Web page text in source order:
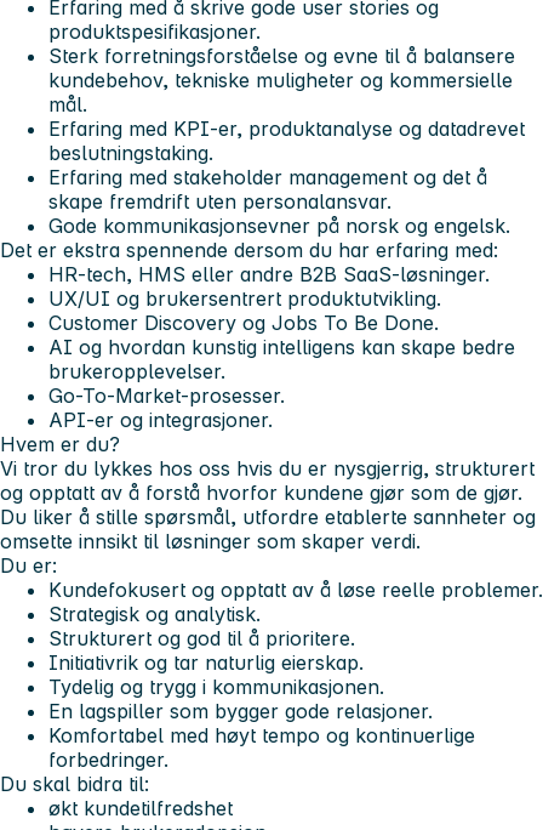
Erfaring med å skrive gode user stories og
produktspesifikasjoner.
Sterk forretningsforståelse og evne til å balansere
kundebehov, tekniske muligheter og kommersielle
mål.
Erfaring med KPI-er, produktanalyse og datadrevet
beslutningstaking.
Erfaring med stakeholder management og det å
skape fremdrift uten personalansvar.
Gode kommunikasjonsevner på norsk og engelsk.
Det er ekstra spennende dersom du har erfaring med:
HR-tech, HMS eller andre B2B SaaS-løsninger.
UX/UI og brukersentrert produktutvikling.
Customer Discovery og Jobs To Be Done.
AI og hvordan kunstig intelligens kan skape bedre
brukeropplevelser.
Go-To-Market-prosesser.
API-er og integrasjoner.
Hvem er du?
Vi tror du lykkes hos oss hvis du er nysgjerrig, strukturert
og opptatt av å forstå hvorfor kundene gjør som de gjør.
Du liker å stille spørsmål, utfordre etablerte sannheter og
omsette innsikt til løsninger som skaper verdi.
Du er:
Kundefokusert og opptatt av å løse reelle problemer.
Strategisk og analytisk.
Strukturert og god til å prioritere.
Initiativrik og tar naturlig eierskap.
Tydelig og trygg i kommunikasjonen.
En lagspiller som bygger gode relasjoner.
Komfortabel med høyt tempo og kontinuerlige
forbedringer.
Du skal bidra til:
økt kundetilfredshet